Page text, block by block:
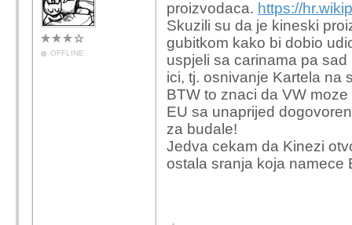
OFFLINE
proizvodaca. https://
Skuzili su da je kineski
gubitkom kako bi dobio
uspjeli sa carinama pa
ici, tj. osnivanje Kartela na
BTW to znaci da VW
EU sa unaprijed
za budale!
Jedva cekam da Kinezi
ostala sranja koja namece